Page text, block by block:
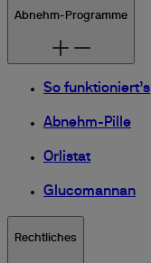
Abnehm-Programme
So funktioniert’s
Abnehm-Pille
Orlistat
Glucomannan
Rechtliches